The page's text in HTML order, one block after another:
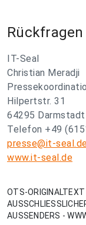
IT-Seal
Christian Meradji
Hilpertstr. 31
64295 Darmstadt
Telefon +49
presse@it-
www.it-seal.de
OTS-
AUSSENDERS -